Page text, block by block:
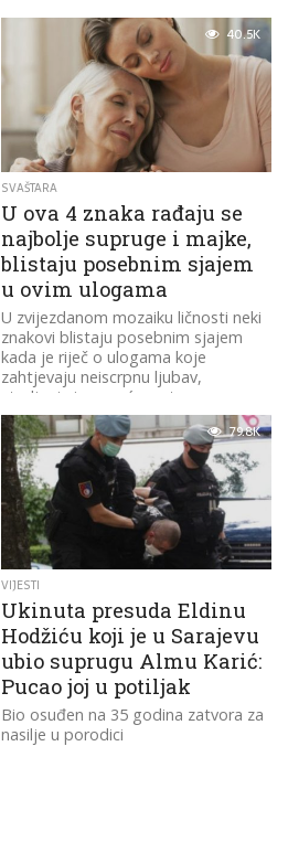
40.5K
SVAŠTARA
U ova 4 znaka rađaju se
najbolje supruge i majke,
blistaju posebnim sjajem
u ovim ulogama
U zvijezdanom mozaiku ličnosti neki
znakovi blistaju posebnim sjajem
kada je riječ o ulogama koje
zahtjevaju neiscrpnu ljubav,
strpljenje i posvećenost.
79.8K
VIJESTI
Ukinuta presuda Eldinu
Hodžiću koji je u Sarajevu
ubio suprugu Almu Karić:
Pucao joj u potiljak
Bio osuđen na 35 godina zatvora za
nasilje u porodici